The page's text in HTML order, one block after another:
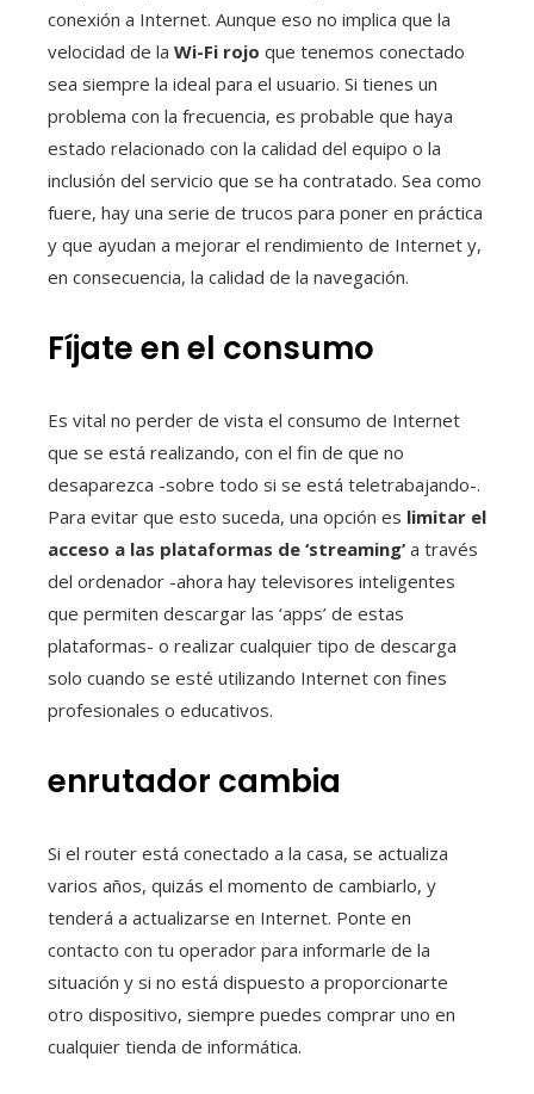
conexión a Internet. Aunque eso no implica que la
velocidad de la Wi-Fi rojo que tenemos conectado
sea siempre la ideal para el usuario. Si tienes un
problema con la frecuencia, es probable que haya
estado relacionado con la calidad del equipo o la
inclusión del servicio que se ha contratado. Sea como
fuere, hay una serie de trucos para poner en práctica
y que ayudan a mejorar el rendimiento de Internet y,
en consecuencia, la calidad de la navegación.
Fíjate en el consumo
Es vital no perder de vista el consumo de Internet
que se está realizando, con el fin de que no
desaparezca -sobre todo si se está teletrabajando-.
Para evitar que esto suceda, una opción es limitar el
acceso a las plataformas de ‘streaming’ a través
del ordenador -ahora hay televisores inteligentes
que permiten descargar las ‘apps’ de estas
plataformas- o realizar cualquier tipo de descarga
solo cuando se esté utilizando Internet con fines
profesionales o educativos.
enrutador cambia
Si el router está conectado a la casa, se actualiza
varios años, quizás el momento de cambiarlo, y
tenderá a actualizarse en Internet. Ponte en
contacto con tu operador para informarle de la
situación y si no está dispuesto a proporcionarte
otro dispositivo, siempre puedes comprar uno en
cualquier tienda de informática.